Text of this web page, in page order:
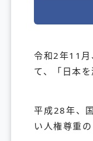
令和2年11月
て、「日本
平成28年、
い人権尊重